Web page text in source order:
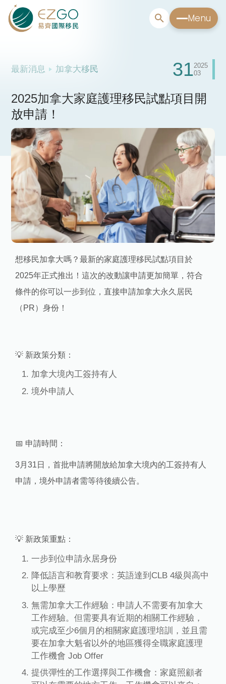
Menu
最新消息 加拿大移民 312025
03
2025加拿大家庭護理移民試點項目開
放申請！
想移民加拿大嗎？最新的家庭護理移民試點項目於
2025年正式推出！這次的改動讓申請更加簡單，符合
條件的你可以一步到位，直接申請加拿大永久居民
（PR）身份！
💡 新政策分類：
加拿大境內工簽持有人
境外申請人
📅 申請時間：
3月31日，首批申請將開放給加拿大境內的工簽持有人
申請，境外申請者需等待後續公告。
💡 新政策重點：
一步到位申請永居身份
降低語言和教育要求：英語達到CLB 4級與高中
以上學歷
無需加拿大工作經驗：申請人不需要有加拿大
工作經驗。但需要具有近期的相關工作經驗，
或完成至少6個月的相關家庭護理培訓，並且需
要在加拿大魁省以外的地區獲得全職家庭護理
工作機會 Job Offer
提供彈性的工作選擇與工作機會：家庭照顧者